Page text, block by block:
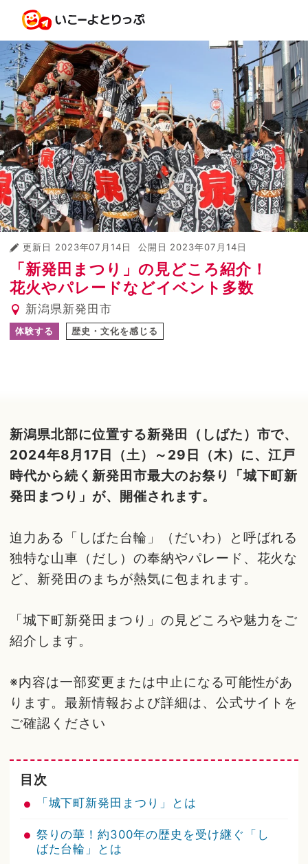
更新日 2023年07月14日 公開日 2023年07月14日
「新発田まつり」の見どころ紹介！
花火やパレードなどイベント多数
新潟県新発田市
体験する 歴史・文化を感じる
新潟県北部に位置する新発田（しばた）市で、
2024年8月17日（土）～29日（木）に、江戸
時代から続く新発田市最大のお祭り「城下町新
発田まつり」が、開催されます。
迫力ある「しばた台輪」（だいわ）と呼ばれる
独特な山車（だし）の奉納やパレード、花火な
ど、新発田のまちが熱気に包まれます。
「城下町新発田まつり」の見どころや魅力をご
紹介します。
※内容は一部変更または中止になる可能性があ
ります。最新情報および詳細は、公式サイトを
ご確認ください
目次
「城下町新発田まつり」とは
祭りの華！約300年の歴史を受け継ぐ「し
ばた台輪」とは